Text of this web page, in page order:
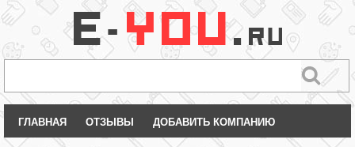
ГЛАВНАЯ ОТЗЫВЫ ДОБАВИТЬ КОМПАНИЮ